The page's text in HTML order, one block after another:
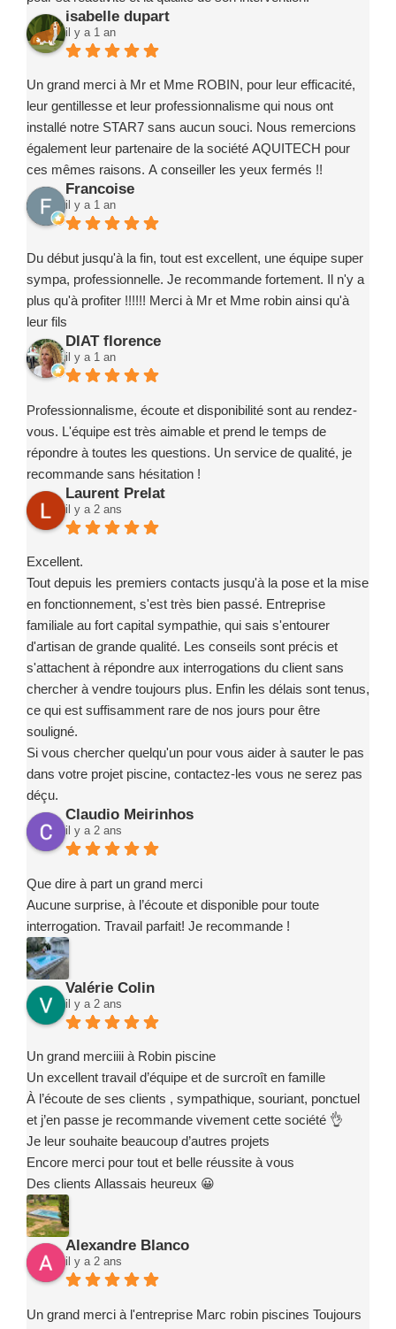
Ce projet a été un exemple de coordination réussie, grâce à
des intervenants compétents, fiables et investis.
Je recommande sans la moindre hésitation l’entreprise
Marc ROBIN PISCINE et ses partenaires à toute personne
souhaitant concrétiser un projet de piscine en toute
confiance.
isabelle dupart
il y a 1 an
Un grand merci à Mr et Mme ROBIN, pour leur efficacité,
leur gentillesse et leur professionnalisme qui nous ont
installé notre STAR7 sans aucun souci. Nous remercions
également leur partenaire de la société AQUITECH pour
ces mêmes raisons. A conseiller les yeux fermés !!
Francoise
il y a 1 an
Du début jusqu'à la fin, tout est excellent, une équipe super
sympa, professionnelle. Je recommande fortement. Il n'y a
plus qu'à profiter !!!!!! Merci à Mr et Mme robin ainsi qu'à
leur fils
DIAT florence
il y a 1 an
Professionnalisme, écoute et disponibilité sont au rendez-
vous. L'équipe est très aimable et prend le temps de
répondre à toutes les questions. Un service de qualité, je
recommande sans hésitation !
Laurent Prelat
il y a 2 ans
Excellent.
Tout depuis les premiers contacts jusqu'à la pose et la mise
en fonctionnement, s'est très bien passé. Entreprise
familiale au fort capital sympathie, qui sais s'entourer
d'artisan de grande qualité. Les conseils sont précis et
s'attachent à répondre aux interrogations du client sans
chercher à vendre toujours plus. Enfin les délais sont tenus,
ce qui est suffisamment rare de nos jours pour être
souligné.
Si vous chercher quelqu'un pour vous aider à sauter le pas
dans votre projet piscine, contactez-les vous ne serez pas
déçu.
Claudio Meirinhos
il y a 2 ans
Que dire à part un grand merci
Aucune surprise, à l’écoute et disponible pour toute
interrogation. Travail parfait! Je recommande !
Valérie Colin
il y a 2 ans
Un grand merciiii à Robin piscine
Un excellent travail d’équipe et de surcroît en famille
À l’écoute de ses clients , sympathique, souriant, ponctuel
et j’en passe je recommande vivement cette société 👌
Je leur souhaite beaucoup d’autres projets
Encore merci pour tout et belle réussite à vous
Des clients Allassais heureux 😀
Alexandre Blanco
il y a 2 ans
Un grand merci à l'entreprise Marc robin piscines Toujours